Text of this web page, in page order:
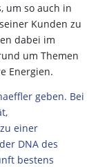
um so auch in
Kunden zu
dabei im
um Themen
Energien.
geben. Bei
einer
DNA des
bestens